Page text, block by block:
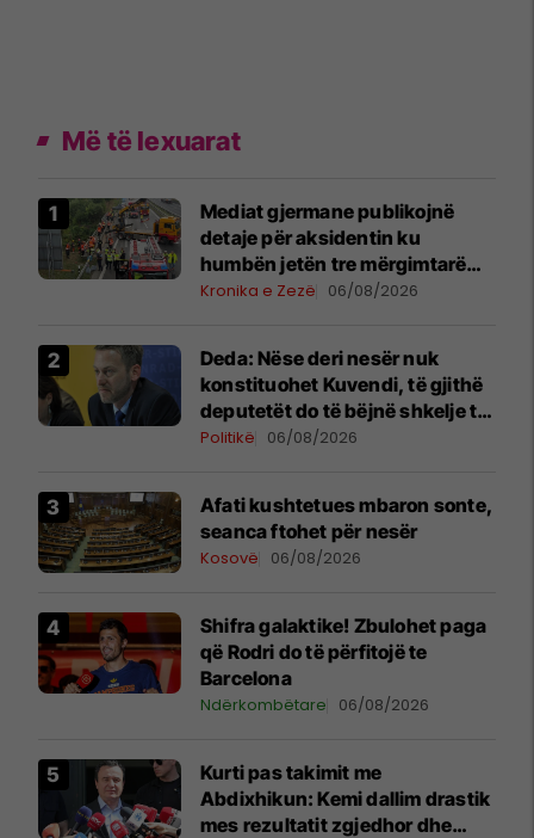
Më të lexuarat
Mediat gjermane publikojnë
detaje për aksidentin ku
humbën jetën tre mërgimtarë
nga Komogllava e Ferizajt
Kronika e Zezë 06/08/2026
Deda: Nëse deri nesër nuk
konstituohet Kuvendi, të gjithë
deputetët do të bëjnë shkelje të
rëndë kushtetuese
Politikë 06/08/2026
Afati kushtetues mbaron sonte,
seanca ftohet për nesër
Kosovë 06/08/2026
Shifra galaktike! Zbulohet paga
që Rodri do të përfitojë te
Barcelona
Ndërkombëtare 06/08/2026
Kurti pas takimit me
Abdixhikun: Kemi dallim drastik
mes rezultatit zgjedhor dhe